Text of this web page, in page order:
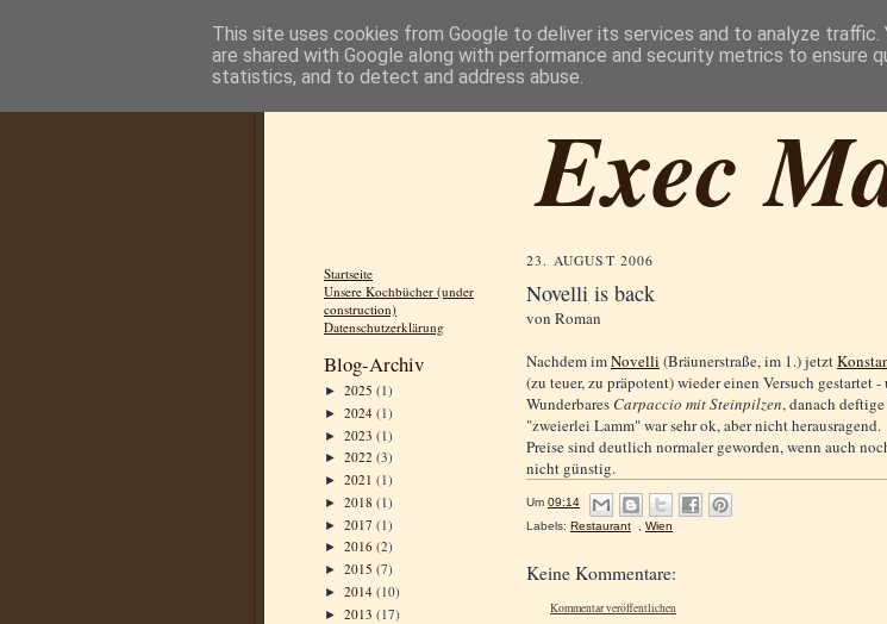
Exec
Startseite
Unsere Kochbücher (under
construction)
Datenschutzerklärung
Blog-Archiv
► 2025 (1)
► 2024 (1)
► 2023 (1)
► 2022 (3)
► 2021 (1)
► 2018 (1)
► 2017 (1)
► 2016 (2)
► 2015 (7)
► 2014 (10)
► 2013 (17)
23. AUGUST 2006
Novelli is back
von Roman
Nachdem imNovelli (Bräunerstraße, im 1.) jetzt
(zu teuer, zu präpotent) wieder einen Versuch gestartet
Wunderbares Carpaccio mit Steinpilzen, danach deftige
"zweierlei Lamm" war sehr ok, aber nicht herausragend.
Preise sind deutlich normaler geworden, wenn auch
nicht günstig.
Um 09:14
Labels: Restaurant Wien
Keine Kommentare:
Kommentar veröffentlichen
This site uses cookies from Google to deliver its services and to analyze traffic.
are shared with Google along with performance and security metrics to ensure
statistics, and to detect and address abuse.